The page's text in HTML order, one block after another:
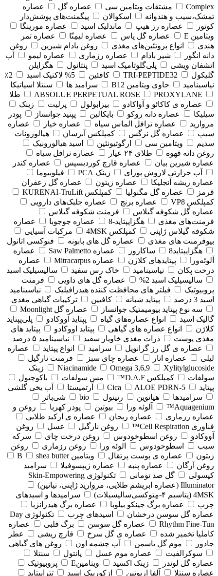
Complex
مشتقات ویتامین سی عصاره گل
عصاره
تمشک،سیب و هندوانه
اسکوالان
پیگمنت‌های پوشش‌دار
کوتور
عصاره رز هیپ ماندلیک اسید
عصاره مورینگا
ویتامین E
عصاره گل یاس عصاره لیمِتّا
عصاره تمر
هندی
انواع پروتئین‌های مغذی روغن بادام شیرین
روغن
دانه انگور
شیر بادام عصاره رزماری عصاره لیمو
آب
اتشفان ویشی
پلی‌گلوتامیک اسید پنتانول
هگزایلن
گلیکول
TRI-PEPTIDE32 کافئین 5% لاکتیک اسید
2٪
نیاسینامید
حاوی ویتامین B12 سرامید ها
سنتلا اسیاتیکا
ABSOLUE PERPETUAL ROSE
PROXYLANE
طلا
عصاره ی کاکائو و آواکادو
بیزابولول پرلیت
زینک
سیلیکا
عصاره دانه روکو بایکالین پپتید جوانساز
پودر
مروارید
عصاره ترافل الماس سیاه عصاره خیار
عصاره
سیب
عصاره گل نرگس کمپلکس آبرسان
هیالورونات
سدیم
ویتامین سی ارگوتیونئین
اسید هیالورونیک
روغن دانه قهوه
طلای ۲۴ عیار
عصاره ترافل سیاه
عصاره شیرین بیان
عصاره قارچ کوردیسپس
عصاره کندر
آب حرارتی لاروش پوزای
زینک PCA
فیلوبیوما
عصاره ریشه آنجلیکا
عصاره زیتون
عصاره گل زعفران
قرمز
عصاره گل مگنولیا
کمپلکس KURENAI-TruLift
کمپلکس VP8
عصاره برنج
عصاره جلبک‌های دارویی
عصاره گل شکوفه گیلاس
فرمنت شکوفه گیلاس
فرمنت‌های مغذی
هگزاپپتاید-8 عصاره جوجوبا
عصاره
شکوفه گیلاس ژاپنی
کمپلکس 4MSK
مرکبات آسیایی
بیوفرمنت های مغذی
عصاره گل های بابونه
فنوکسی اتانول
هگزاپپتاید8
ساکاروز عصاره Saw Palmetto
عصاره
آلوئه‌ورا
پپتایدهای کلاژن عصاره Mitracarpus
عصاره
درخت پکان
نیاسینامید خاک رس سفید
سالیسیلیک اسید
سالیسیلیک اسید 2%
عصاره گل های داویی
فرمنت
پروبیوتیک
فیلتر های محافظت کننده هیدرافیلیک
نیاسینامید
اسید 3 درصد
پپتاید شبانه کافیین
ترکیبات گیاهی مغذی
سه نوع پپتاید بیومیمتیک جوانساز
عصاره گل Moonlight
گالیک اسید
انواع عصاره‌های گیاه پپتاید آووکادو
پلی‌پپتاید
کلاژن
انواع عصاره های گیاهی پپتاید اووکادو
پپتاید های
مغذی پوست
ذرات مغذی خاویار سفید
نیاسینامید ۵ درصد
عصاره ی گل رز گرانویل
سرامید انواع پپتاید
عصاره
لیلی
عصاره انار عصاره چای سبز
فرمنت نارگیل
Niacinamide
Omega 3,6,9 Xylitylglucoside
زینک
سولفات
کمپلکس D.A.F™ مس سولفات
باکوچیول
پپتاید
5-Cica
ALOE PDRN آرتمیستا
آب یخی گلشی
سرامیدها
هیاتوین رتینول bio
شی‌باتر
Aquagenium™
آلوئه ورا بیوتین پودر کهربا
روغن و
عصاره رزماری
عصاره ریحان
عصاره ی ارکید طلایی
فناوری Cell Respiration™
روغن نارگیل عسل
روغن
آووکادو
روغن اسطوخودوس روغن درخت چای
سرکه
سیب
اسطوخودوس الوئه ورا روغن رزماری
روغن
زیتون
عصاره ی پوست پرتقال ویتامین Bshea butter
روغن آرگان
عصاره پنبه عصاره ژیپسوفیلا
سرامید
کپسولی
گل صد تومانی
تکنولوژی Skin-Empowering
Illuminator (عصاره ابریشم طلایی، مروارید ژاپنی، تیانین)
4MSK (پتاسیم ۴‑مِتوکسی‌سالیسیلات)
سرامیدها و اسیدهای
چرب
عصاره برگ جینکو بیلوبا
عصاره برگ هیدرانژیا
عصاره گل سوسن درخشان
اسیدهای چرب
تکنولوژی Day
Rhythm Fine‑Tun
عصاره گل سوسن برگ قلبی
عصاره
کاملیا تخمیر شده
عصاره ی گل سرخ قارچ ریشی
عطر
جادور
موم گل یاسمن آب چشمه اون
روغن های گیاهی
سوکرالفیت
عصاره موم عسل پانتول
سنتلا
عصاره گل لوندر
زینک اکسید ویتامینE
پروبیوتیک
عصاره سنتلا
آلفا اربوتین ازکوربیک اسید تتراپپتاید